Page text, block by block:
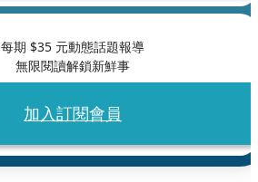
每期 $35 元動態話題報導
無限閱讀解鎖新鮮事
加入訂閱會員